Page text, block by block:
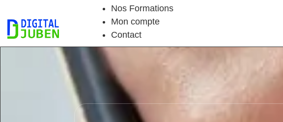
Nos Formations
Mon compte
Contact